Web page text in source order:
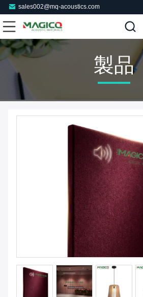
sales002@mq-acoustics.com
製品